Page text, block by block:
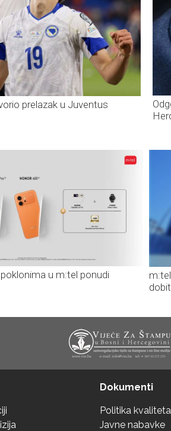
prelazak u Juventus
u m:tel ponudi
Dokumenti
Politika kvaliteta
Javne nabavke